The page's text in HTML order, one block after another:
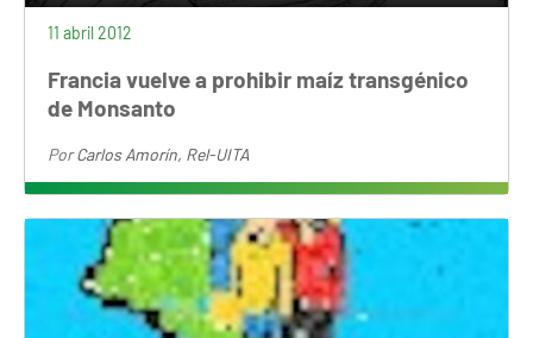
11 abril 2012
Francia vuelve a prohibir maíz transgénico
de Monsanto
PorCarlos Amorín, Rel-UITA